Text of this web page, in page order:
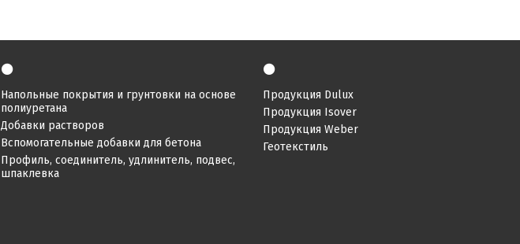
⚫
Напольные покрытия и грунтовки на основе
полиуретана
Добавки растворов
Вспомогательные добавки для бетона
Профиль, соединитель, удлинитель, подвес,
шпаклевка
⚫
Продукция Dulux
Продукция Isover
Продукция Weber
Геотекстиль